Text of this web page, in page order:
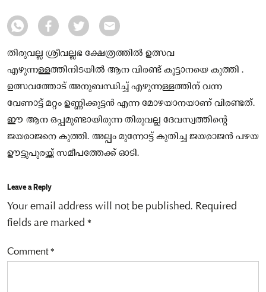
തിരുവല്ല ശ്രീവല്ലഭ ക്ഷേത്രത്തില്‍ ഉത്സവ
എഴുന്നള്ളത്തിനിടയില്‍ ആന വിരണ്ട് കൂട്ടാനയെ കുത്തി .
ഉത്സവത്തോട് അനുബന്ധിച്ച് എഴുന്നള്ളത്തിന് വന്ന
വേണാട്ട് മറ്റം ഉണ്ണിക്കുട്ടന്‍ എന്ന മോഴയാനയാണ് വിരണ്ടത്.
ഈ ആന ഒപ്പമുണ്ടായിരുന്ന തിരുവല്ല ദേവസ്വത്തിന്റെ
ജയരാജനെ കുത്തി. അല്പം മുന്നോട്ട് കുതിച്ച ജയരാജന്‍ പഴയ
ഊട്ടുപുരയ്ക്ക് സമീപത്തേക്ക് ഓടി.
Leave a Reply
Your email address will not be published. Required
fields are marked *
Comment*